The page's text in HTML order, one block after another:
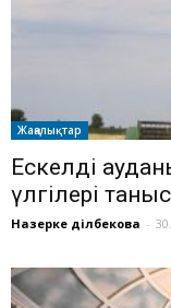
Жаңалықтар
Ескелді
үлгілері
Назерке Әділбекова -